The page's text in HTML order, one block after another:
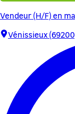
Vendeur (H/F) en
Vénissieux